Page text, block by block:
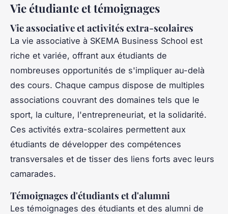
Vie étudiante et témoignages
Vie associative et activités extra-scolaires
La vie associative à SKEMA Business School est
riche et variée, offrant aux étudiants de
nombreuses opportunités de s'impliquer au-delà
des cours. Chaque campus dispose de multiples
associations couvrant des domaines tels que le
sport, la culture, l'entrepreneuriat, et la solidarité.
Ces activités extra-scolaires permettent aux
étudiants de développer des compétences
transversales et de tisser des liens forts avec leurs
camarades.
Témoignages d'étudiants et d'alumni
Les témoignages des étudiants et des alumni de